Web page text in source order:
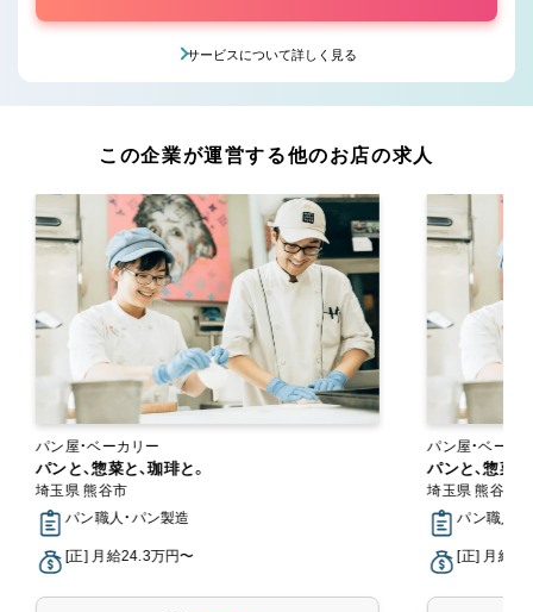
サービスについて詳しく見る
この企業が運営する他のお店の求人
パン屋・ベーカリー
パンと、惣菜と、珈琲と。
埼玉県 熊谷市
パン職人・パン製造
[正] 月給24.3万円〜
パン屋・ベーカ
パンと、惣菜と
埼玉県 熊谷市
パン職人・
[正] 月給